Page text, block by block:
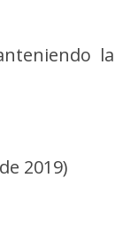
la
2019)